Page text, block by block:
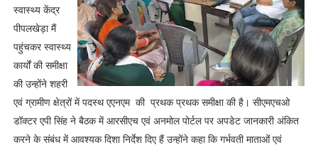
स्वास्थ्य केंद्र
पीपलखेड़ा मैं
पहुंचकर स्वास्थ्य
कार्यों की समीक्षा
की उन्होंने शहरी
एवं ग्रामीण क्षेत्रों में पदस्थ एएनएम की प्रथक प्रथक समीक्षा की है। सीएमएचओ
डॉक्टर एपी सिंह ने बैठक में आरसीएच एवं अनमोल पोर्टल पर अपडेट जानकारी अंकित
करने के संबंध में आवश्यक दिशा निर्देश दिए हैं उन्होंने कहा कि गर्भवती माताओं एवं